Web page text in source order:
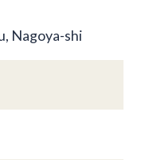
Nagoya-shi